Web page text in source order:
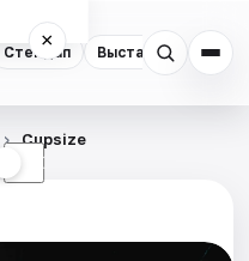
Стендап Выставки
×
☾
Cupsize